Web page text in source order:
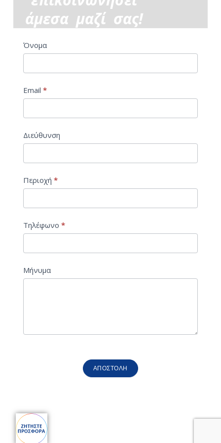
άμεσα μαζί σας!
Contact
Επικοινωνία
Όνομα
Email*
Διεύθυνση
Περιοχή*
Τηλέφωνο*
Μήνυμα
ΑΠΟΣΤΟΛΉ